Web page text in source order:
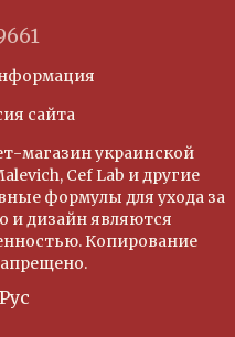
сайта
магазин украинской
Cef Lab и другие
формулы для ухода за
и дизайн являются
Копирование
Рус